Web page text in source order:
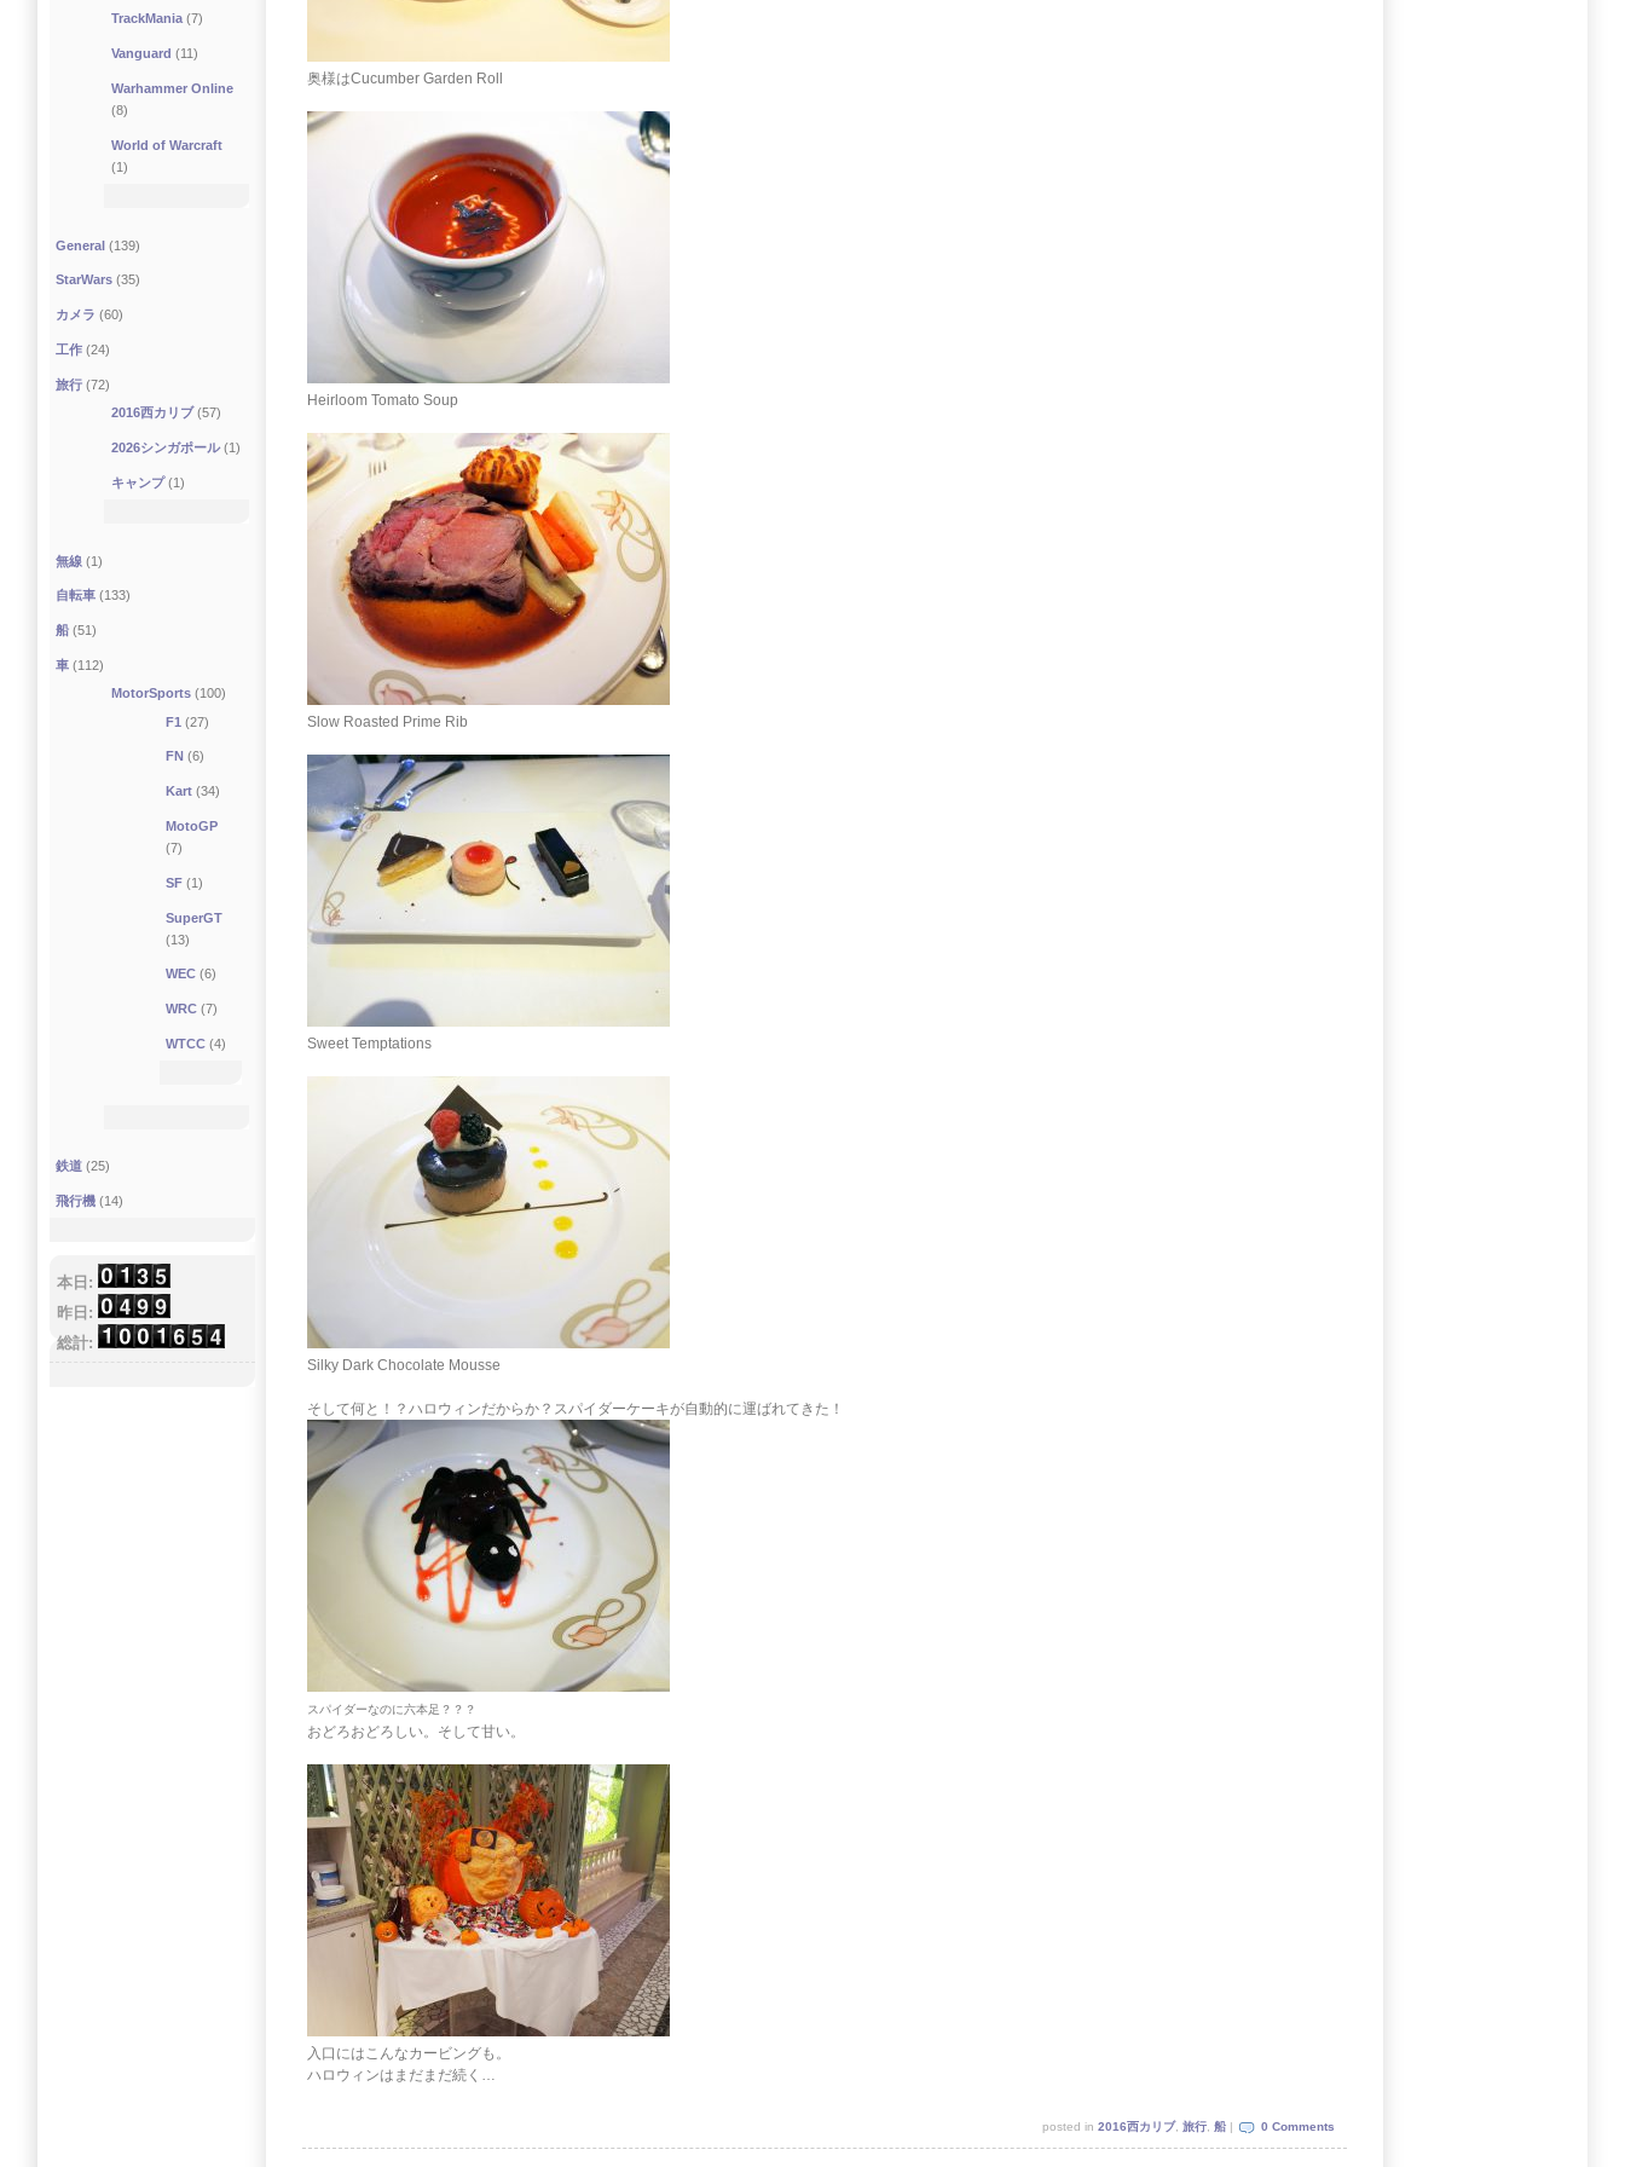
奥様はCucumber Garden Roll
Heirloom Tomato Soup
Slow Roasted Prime Rib
Sweet Temptations
Silky Dark Chocolate Mousse
そして何と！？ハロウィンだからか？スパイダーケーキが自動的に運ばれてきた！
スパイダーなのに六本足？？？
おどろおどろしい。そして甘い。
入口にはこんなカービングも。
ハロウィンはまだまだ続く…
posted in2016西カリブ,旅行 ,船 | 0 Comments
TrackMania(7)
Vanguard (11)
Warhammer Online
(8)
World of Warcraft
(1)
General (139)
StarWars (35)
カメラ (60)
工作 (24)
旅行 (72)
2016西カリブ(57)
2026シンガポール(1)
キャンプ(1)
無線 (1)
自転車 (133)
船 (51)
車 (112)
MotorSports(100)
F1 (27)
FN (6)
Kart (34)
MotoGP
(7)
SF (1)
SuperGT
(13)
WEC (6)
WRC (7)
WTCC (4)
鉄道 (25)
飛行機 (14)
本日:
昨日:
総計: